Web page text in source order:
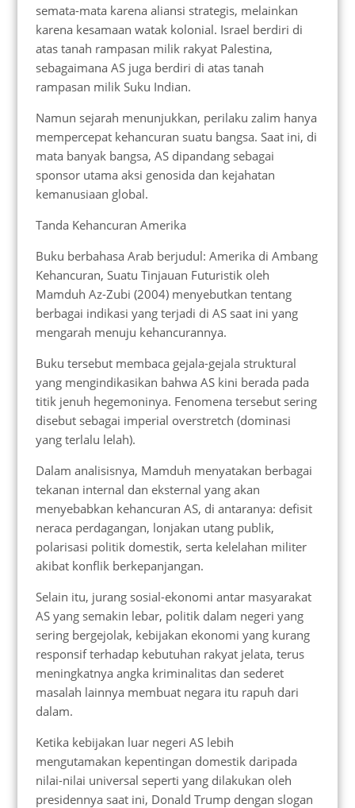
semata-mata karena aliansi strategis, melainkan
karena kesamaan watak kolonial. Israel berdiri di
atas tanah rampasan milik rakyat Palestina,
sebagaimana AS juga berdiri di atas tanah
rampasan milik Suku Indian.
Namun sejarah menunjukkan, perilaku zalim hanya
mempercepat kehancuran suatu bangsa. Saat ini, di
mata banyak bangsa, AS dipandang sebagai
sponsor utama aksi genosida dan kejahatan
kemanusiaan global.
Tanda Kehancuran Amerika
Buku berbahasa Arab berjudul: Amerika di Ambang
Kehancuran, Suatu Tinjauan Futuristik oleh
Mamduh Az-Zubi (2004) menyebutkan tentang
berbagai indikasi yang terjadi di AS saat ini yang
mengarah menuju kehancurannya.
Buku tersebut membaca gejala-gejala struktural
yang mengindikasikan bahwa AS kini berada pada
titik jenuh hegemoninya. Fenomena tersebut sering
disebut sebagai imperial overstretch (dominasi
yang terlalu lelah).
Dalam analisisnya, Mamduh menyatakan berbagai
tekanan internal dan eksternal yang akan
menyebabkan kehancuran AS, di antaranya: defisit
neraca perdagangan, lonjakan utang publik,
polarisasi politik domestik, serta kelelahan militer
akibat konflik berkepanjangan.
Selain itu, jurang sosial-ekonomi antar masyarakat
AS yang semakin lebar, politik dalam negeri yang
sering bergejolak, kebijakan ekonomi yang kurang
responsif terhadap kebutuhan rakyat jelata, terus
meningkatnya angka kriminalitas dan sederet
masalah lainnya membuat negara itu rapuh dari
dalam.
Ketika kebijakan luar negeri AS lebih
mengutamakan kepentingan domestik daripada
nilai-nilai universal seperti yang dilakukan oleh
presidennya saat ini, Donald Trump dengan slogan